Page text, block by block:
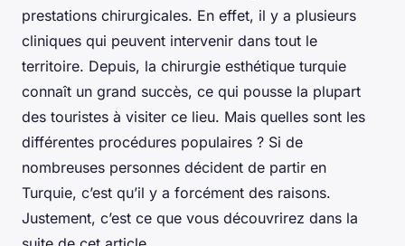
prestations chirurgicales. En effet, il y a plusieurs
cliniques qui peuvent intervenir dans tout le
territoire. Depuis, la chirurgie esthétique turquie
connaît un grand succès, ce qui pousse la plupart
des touristes à visiter ce lieu. Mais quelles sont les
différentes procédures populaires ? Si de
nombreuses personnes décident de partir en
Turquie, c’est qu’il y a forcément des raisons.
Justement, c’est ce que vous découvrirez dans la